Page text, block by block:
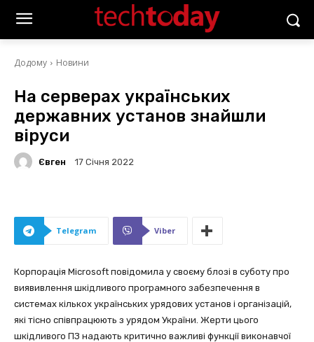
Додому Новини
На серверах українських
державних установ знайшли
віруси
Євген 17 Січня 2022
Telegram Viber
Корпорація Microsoft повідомила у своєму блозі в суботу про
виявивлення шкідливого програмного забезпечення в
системах кількох українських урядових установ і організацій,
які тісно співпрацюють з урядом України. Жерти цього
шкідливого ПЗ надають критично важливі функції виконавчої